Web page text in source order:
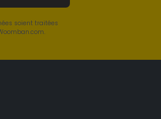
soient traitées